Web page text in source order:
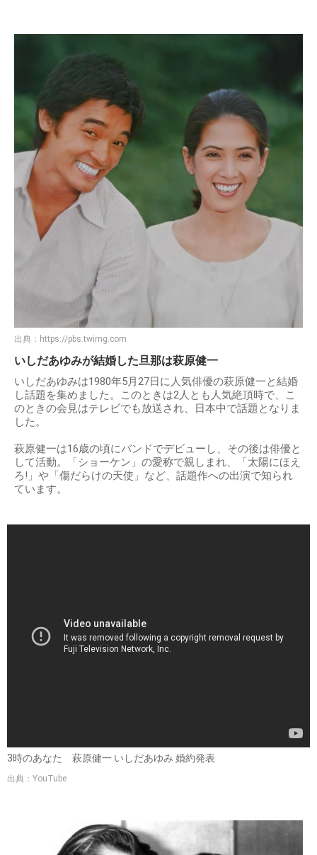
出典： https://pbs.twimg.com
いしだあゆみが結婚した旦那は萩原健一
いしだあゆみは1980年5月27日に人気俳優の萩原健一と結婚
し話題を集めました。このときは2人とも人気絶頂時で、こ
のときの会見はテレビでも放送され、日本中で話題となりま
した。
萩原健一は16歳の頃にバンドでデビューし、その後は俳優と
して活動。「ショーケン」の愛称で親しまれ、「太陽にほえ
ろ!」や「傷だらけの天使」など、話題作への出演で知られ
ています。
3時のあなた 萩原健一 いしだあゆみ 婚約発表
出典：YouTube